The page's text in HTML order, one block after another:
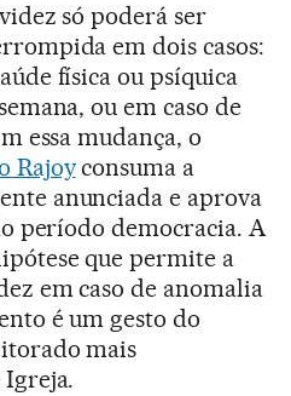
só poderá ser
em dois casos:
física ou psíquica
ou em caso de
essa mudança, o
Rajoyconsuma a
anunciada e aprova
período democracia. A
que permite a
em caso de anomalia
é um gesto do
mais